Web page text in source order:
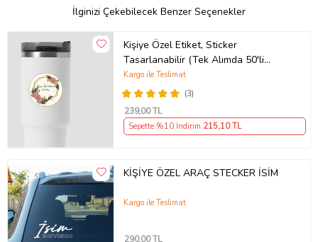
Transferin Üzerinden Desene Baskı Yaparak Stickerin Düzeye
Yapışmasını Sağlayın.Taşıyıcı Transferi Köşesinden Başlayarak
Yapıştırdığınız Alandan Yavaşça Ve Dikkatlice Sıyırın.Transferi
Çekerken Parçaların Taşıyıcıdan Ayrılıp Belirlemiş Olduğunuz Alana
Yapıştığından Emin Olun.Artık Stickeriniz Kullanıma Hazır. Tebrikler
Ürün Kodu:kcm9007979
İlginizi Çekebilecek Benzer Seçenekler
Kişiye Özel Etiket, Sticker
Tasarlanabilir (Tek Alımda 50'li
Gönderim Yapılmaktadır)
(3)
Kargo ile Teslimat
239,00 TL
Sepette %10 İndirim 215,10 TL
KİŞİYE ÖZEL ARAÇ STECKER İSİM
Kargo ile Teslimat
290,00 TL